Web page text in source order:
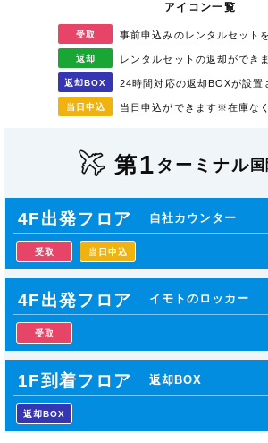
アイコン一覧
受取 事前申込みのレンタルセット
返却 レンタルセットの返却ができ
返却BOX 24時間対応の返却BOXが設置
当日 申込 当日申込ができます※在庫な
第1 ターミナル
4F出発フロア 自社カウンター
受取 当日申込
4F出発フロア イモトのロッカー
受取
1F到着フロア 返却BOX
返却BOX